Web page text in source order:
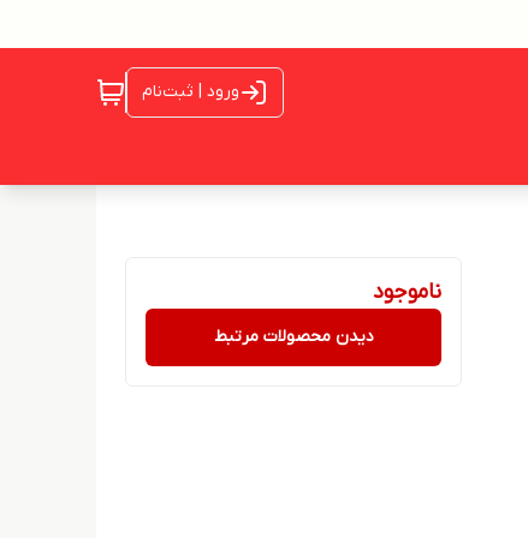
ورود | ثبت‌نام
ناموجود
دیدن محصولات مرتبط